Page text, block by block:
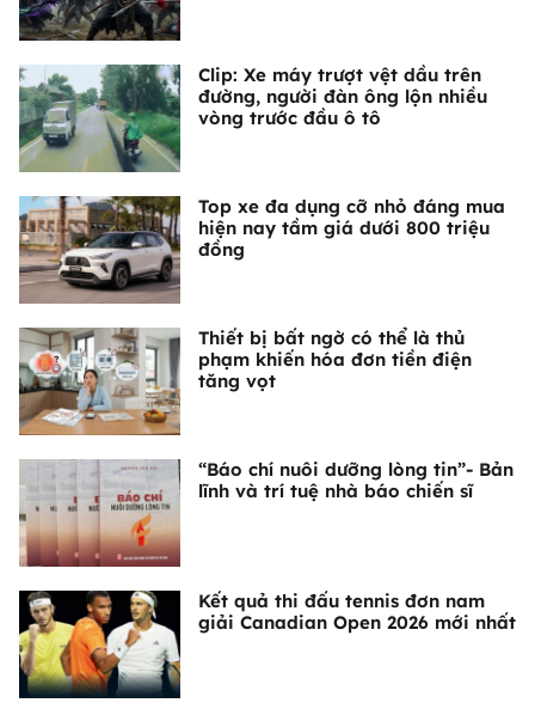
Clip: Xe máy trượt vệt dầu trên
đường, người đàn ông lộn nhiều
vòng trước đầu ô tô
Top xe đa dụng cỡ nhỏ đáng mua
hiện nay tầm giá dưới 800 triệu
đồng
Thiết bị bất ngờ có thể là thủ
phạm khiến hóa đơn tiền điện
tăng vọt
“Báo chí nuôi dưỡng lòng tin”- Bản
lĩnh và trí tuệ nhà báo chiến sĩ
Kết quả thi đấu tennis đơn nam
giải Canadian Open 2026 mới nhất